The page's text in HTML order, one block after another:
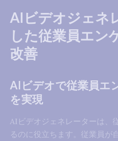
AIビデオジェネ
した従業員エン
改善
AIビデオで従業員エ
を実現
AIビデオジェネレーターは、
るのに役立ちます。従業員が